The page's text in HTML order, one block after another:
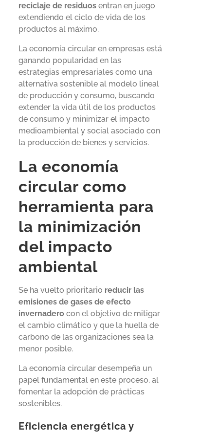
reciclaje de residuos entran en juego
extendiendo el ciclo de vida de los
productos al máximo.
La economía circular en empresas está
ganando popularidad en las
estrategias empresariales como una
alternativa sostenible al modelo lineal
de producción y consumo, buscando
extender la vida útil de los productos
de consumo y minimizar el impacto
medioambiental y social asociado con
la producción de bienes y servicios.
La economía
circular como
herramienta para
la minimización
del impacto
ambiental
Se ha vuelto prioritario reducir las
emisiones de gases de efecto
invernadero con el objetivo de mitigar
el cambio climático y que la huella de
carbono de las organizaciones sea la
menor posible.
La economía circular desempeña un
papel fundamental en este proceso, al
fomentar la adopción de prácticas
sostenibles.
Eficiencia energética y